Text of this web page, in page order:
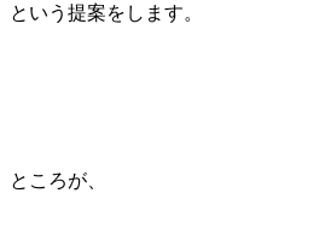
という提案をします。
ところが、